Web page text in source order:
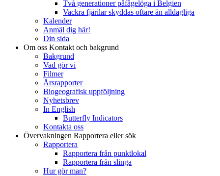
Två generationer påfågelöga i Belgien
Vackra fjärilar skyddas oftare än alldagliga
Kalender
Anmäl dig här!
Din sida
Om oss Kontakt och bakgrund
Bakgrund
Vad gör vi
Filmer
Årsrapporter
Biogeografisk uppföljning
Nyhetsbrev
In English
Butterfly Indicators
Kontakta oss
Övervakningen Rapportera eller sök
Rapportera
Rapportera från punktlokal
Rapportera från slinga
Hur gör man?